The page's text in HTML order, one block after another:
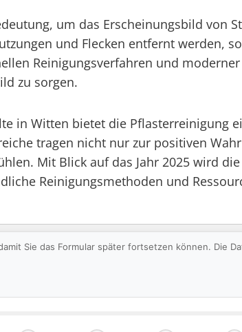
um das Erscheinungsbild von
und Flecken entfernt werden,
Reinigungsverfahren und
zu sorgen.
in Witten bietet die Pflasterreinigung
tragen nicht nur zur positiven
Mit Blick auf das Jahr 2025 wird
Reinigungsmethoden und
Sie das Formular später fortsetzen können. Die